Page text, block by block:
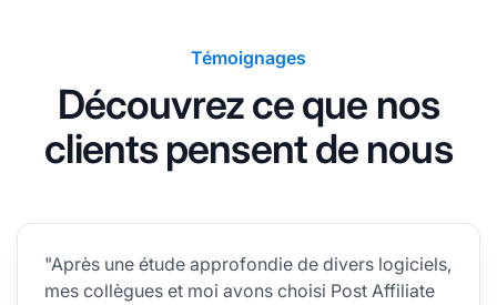
Témoignages
Découvrez ce que nos
clients pensent de nous
"Après une étude approfondie de divers logiciels,
mes collègues et moi avons choisi Post Affiliate